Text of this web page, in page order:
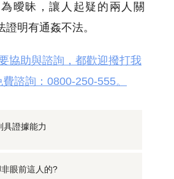
曖昧，讓人起疑的兩人關
明有通姦不法。
協助與諮詢，都歡迎撥打我
諮詢：0800-250-555。
具證據能力
眼前這人的?